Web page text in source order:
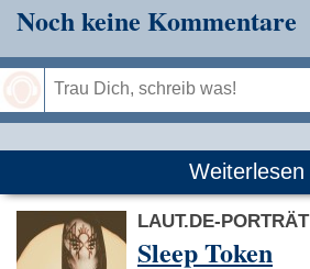
Noch keine Kommentare
Weiterlesen
LAUT.DE-PORTRÄT
Sleep Token